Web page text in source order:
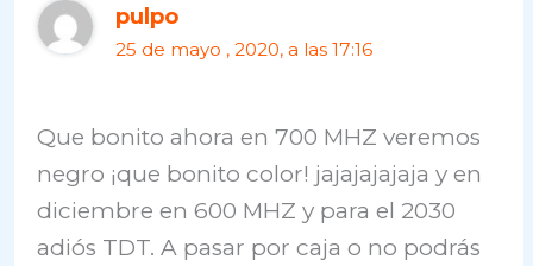
pulpo
25 de mayo , 2020, a las 17:16
Que bonito ahora en 700 MHZ veremos
negro ¡que bonito color! jajajajajaja y en
diciembre en 600 MHZ y para el 2030
adiós TDT. A pasar por caja o no podrás